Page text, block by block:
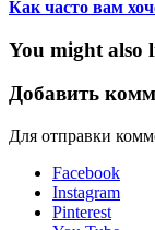
Как часто вам
You might also
Добавить
Для отправки
Facebook
Instagram
Pinterest